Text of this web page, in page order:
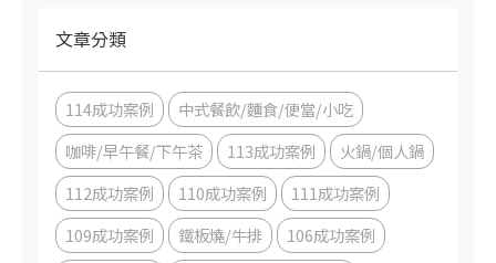
文章分類
114成功案例
中式餐飲/麵食/便當/小吃
咖啡/早午餐/下午茶
113成功案例
火鍋/個人鍋
112成功案例
110成功案例
111成功案例
109成功案例
鐵板燒/牛排
106成功案例